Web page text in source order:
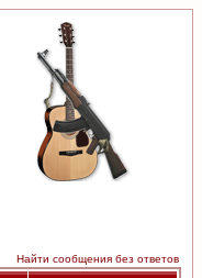
Найти сообщения без ответов